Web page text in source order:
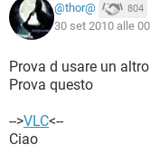
@thor@ 804
30 set 2010 alle
Prova d usare un
Prova questo
-->VLC<--
Ciao